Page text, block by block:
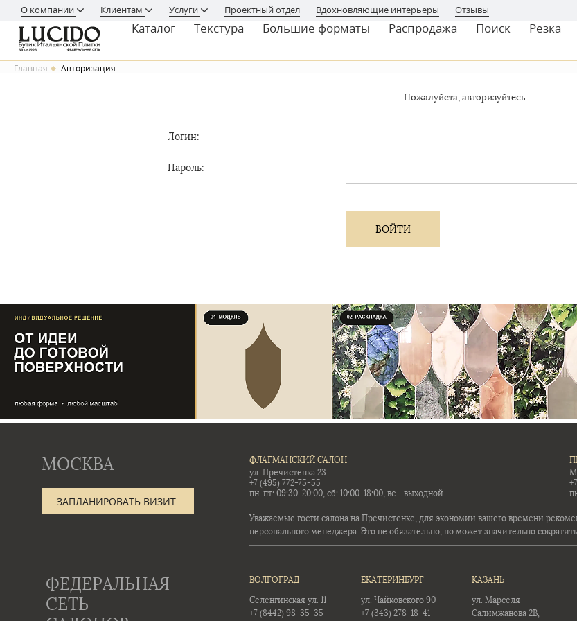
О компании Клиентам Услуги Проектный отдел Вдохновляющие интерьеры Отзывы
Каталог Текстура Большие форматы Распродажа Поиск Резка
Главная Авторизация
Пожалуйста, авторизуйтесь:
Логин:
Пароль:
МОСКВА
ЗАПЛАНИРОВАТЬ ВИЗИТ
ФЛАГМАНСКИЙ САЛОН
ул. Пречистенка 23
+7 (495) 772-75-55
пн-пт: 09:30-20:00, сб: 10:00-18:00, вс - выходной
Уважаемые гости салона на Пречистенке, для экономии вашего времени
персонального менеджера. Это не обязательно, но может значительно
ФЕДЕРАЛЬНАЯ
СЕТЬ
ВОЛГОГРАД
Селенгинская ул. 11
+7 (8442) 98-35-35
ЕКАТЕРИНБУРГ
ул. Чайковского 90
+7 (343) 278-18-41
КАЗАНЬ
ул. Марселя
Салимжанова 2В,